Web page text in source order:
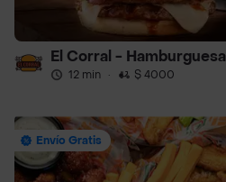
El Corral - Hamburguesa
12 min · $ 4000
Envío Gratis